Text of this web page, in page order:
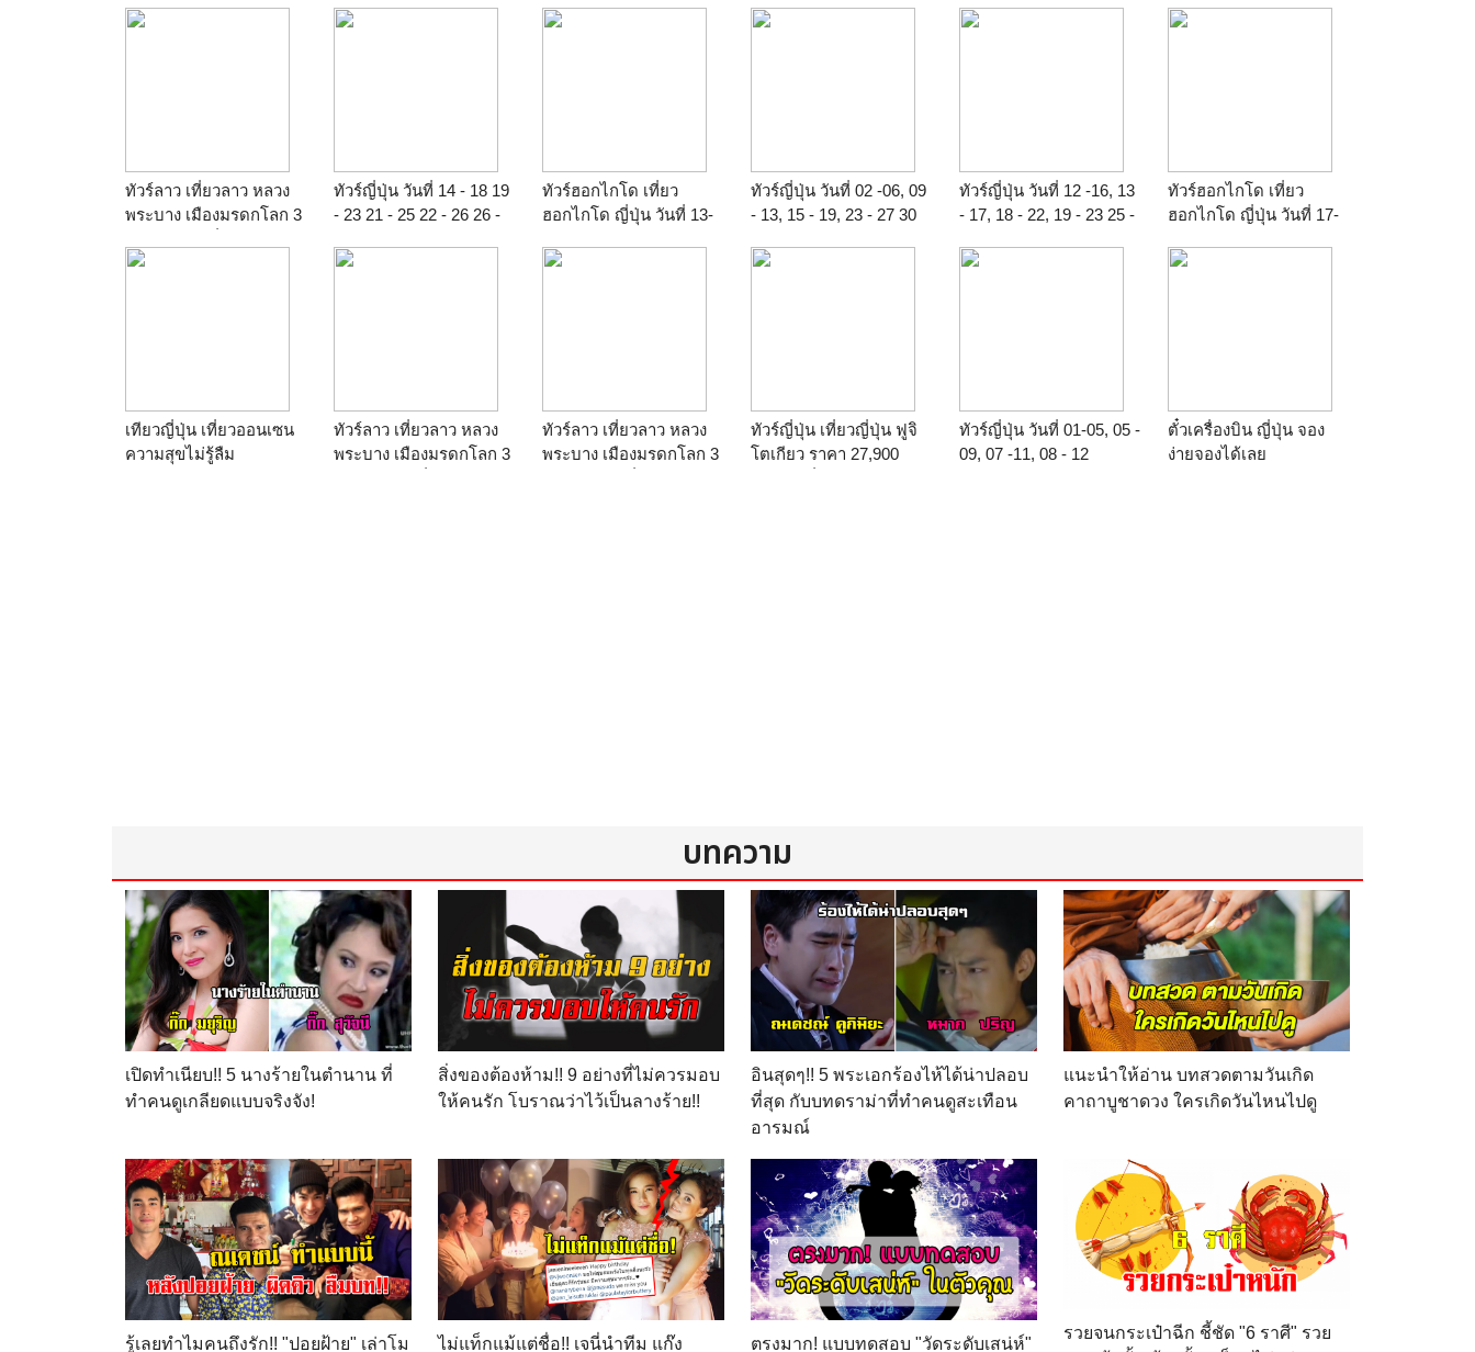
ทัวร์ลาว เที่ยวลาว หลวง
พระบาง เมืองมรดกโลก 3
59 ราคา 14,900 บาท โดย
ทัวร์ญี่ปุ่น วันที่ 14 - 18 19
- 23 21 - 25 22 - 26 26 -
2559/2016 ราคา38,900.-
ทัวร์ฮอกไกโด เที่ยว
ฮอกไกโด ญี่ปุ่น วันที่ 13-
คืน โดยการบินไทย TG
ทัวร์ญี่ปุ่น วันที่ 02 -06, 09
- 13, 15 - 19, 23 - 27 30
37,900 บาท/ท่าน ฟูจิ
ทัวร์ญี่ปุ่น วันที่ 12 -16, 13
- 17, 18 - 22, 19 - 23 25 -
2559/2016 ราคา 34,900
ทัวร์ฮอกไกโด เที่ยว
ฮอกไกโด ญี่ปุ่น วันที่ 17-
59 29 ก.ค.-03 สค.59 6 วัน
เทียวญี่ปุ่น เที่ยวออนเซน
ความสุขไม่รู้ลืม
ทัวร์ลาว เที่ยวลาว หลวง
พระบาง เมืองมรดกโลก 3
ทัวร์ลาว เที่ยวลาว หลวง
พระบาง เมืองมรดกโลก 3
ทัวร์ญี่ปุ่น เที่ยวญี่ปุ่น ฟูจิ
โตเกียว ราคา 27,900
ทัวร์ญี่ปุ่น วันที่ 01-05, 05 -
09, 07 -11, 08 - 12
ตั๋วเครื่องบิน ญี่ปุ่น จอง
ง่ายจองได้เลย
บทความ
เปิดทำเนียบ!! 5 นางร้ายในตำนาน ที่
ทำคนดูเกลียดแบบจริงจัง!
สิ่งของต้องห้าม!! 9 อย่างที่ไม่ควรมอบ
ให้คนรัก โบราณว่าไว้เป็นลางร้าย!!
อินสุดๆ!! 5 พระเอกร้องไห้ได้น่าปลอบ
ที่สุด กับบทดราม่าที่ทำคนดูสะเทือน
อารมณ์
แนะนำให้อ่าน บทสวดตามวันเกิด
คาถาบูชาดวง ใครเกิดวันไหนไปดู
รู้เลยทำไมคนถึงรัก!! "ปอยฝ้าย" เล่าโม ไม่แท็กแม้แต่ชื่อ!! เจนี่นำทีม แก๊ง ตรงมาก! แบบทดสอบ "วัดระดับเสน่ห์"
รวยจนกระเป๋าฉีก ชี้ชัด "6 ราศี" รวย